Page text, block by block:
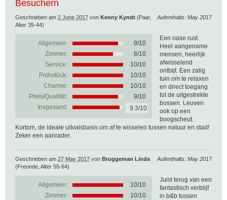
Besuchern
Aufenthalts: May 2017
Geschrieben am 2 June 2017 von Kenny Kyndt (Paar,
Alter 35-44)
Allgemein: 9/10
Zimmer:
8/10
Service:
10/10
Frühstück:
10/10
Charme:
10/10
Preis/Qualität:
9/10
Insgesamt:
9.3/10
Een oase rust.
Heel aangename
mensen, heerlijk
afwisselend
ontbijt. Een zalig
tuin om te relaxen
en direct toegang
tot de uitgestrekte
bossen. Leuven
ook op een
boogscheut.
Kortom, de ideale uitvalsbasis om af te wisselen tussen natuur en stad!
Zeker een aanrader.
Aufenthalts: May 2017
Geschrieben am 27 May 2017 von Bruggeman Linda
(Freunde, Alter 55-64)
Allgemein: 10/10
Zimmer:
10/10
Juist terug van een
fantastisch verblijf
in b&b tussen